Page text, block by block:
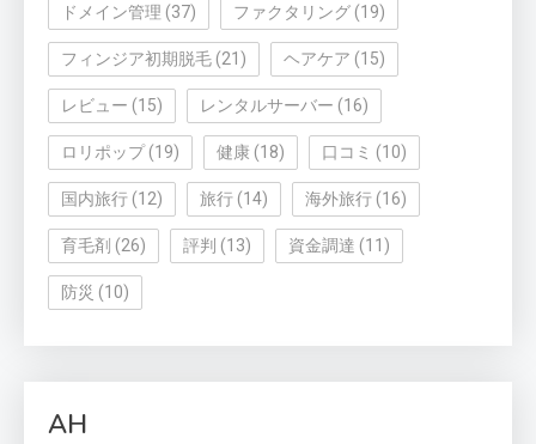
ドメイン管理 (37) ファクタリング (19)
フィンジア初期脱毛 (21) ヘアケア (15)
レビュー (15) レンタルサーバー (16)
ロリポップ(19) 健康 (18) 口コミ (10)
国内旅行 (12) 旅行 (14) 海外旅行 (16)
育毛剤 (26) 評判 (13) 資金調達 (11)
防災 (10)
AH